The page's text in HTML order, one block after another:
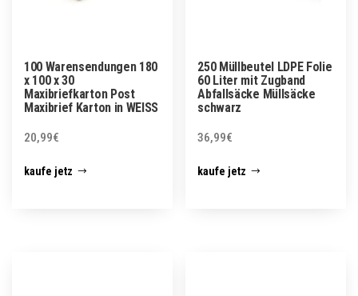
100 Warensendungen 180
x 100 x 30
Maxibriefkarton Post
Maxibrief Karton in WEISS
20,99€
kaufe jetz
250 Müllbeutel LDPE Folie
60 Liter mit Zugband
Abfallsäcke Müllsäcke
schwarz
36,99€
kaufe jetz